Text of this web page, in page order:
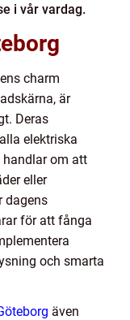
i vår vardag.
charm
är
Deras
elektriska
handlar om att
eller
dagens
för att fånga
och smarta
även